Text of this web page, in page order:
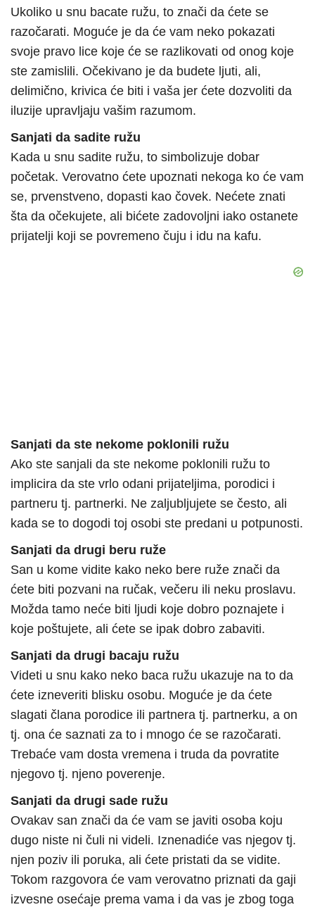
Ukoliko u snu bacate ružu, to znači da ćete se
razočarati. Moguće je da će vam neko pokazati
svoje pravo lice koje će se razlikovati od onog koje
ste zamislili. Očekivano je da budete ljuti, ali,
delimično, krivica će biti i vaša jer ćete dozvoliti da
iluzije upravljaju vašim razumom.
Sanjati da sadite ružu
Kada u snu sadite ružu, to simbolizuje dobar
početak. Verovatno ćete upoznati nekoga ko će vam
se, prvenstveno, dopasti kao čovek. Nećete znati
šta da očekujete, ali bićete zadovoljni iako ostanete
prijatelji koji se povremeno čuju i idu na kafu.
Sanjati da ste nekome poklonili ružu
Ako ste sanjali da ste nekome poklonili ružu to
implicira da ste vrlo odani prijateljima, porodici i
partneru tj. partnerki. Ne zaljubljujete se često, ali
kada se to dogodi toj osobi ste predani u potpunosti.
Sanjati da drugi beru ruže
San u kome vidite kako neko bere ruže znači da
ćete biti pozvani na ručak, večeru ili neku proslavu.
Možda tamo neće biti ljudi koje dobro poznajete i
koje poštujete, ali ćete se ipak dobro zabaviti.
Sanjati da drugi bacaju ružu
Videti u snu kako neko baca ružu ukazuje na to da
ćete izneveriti blisku osobu. Moguće je da ćete
slagati člana porodice ili partnera tj. partnerku, a on
tj. ona će saznati za to i mnogo će se razočarati.
Trebaće vam dosta vremena i truda da povratite
njegovo tj. njeno poverenje.
Sanjati da drugi sade ružu
Ovakav san znači da će vam se javiti osoba koju
dugo niste ni čuli ni videli. Iznenadiće vas njegov tj.
njen poziv ili poruka, ali ćete pristati da se vidite.
Tokom razgovora će vam verovatno priznati da gaji
izvesne osećaje prema vama i da vas je zbog toga